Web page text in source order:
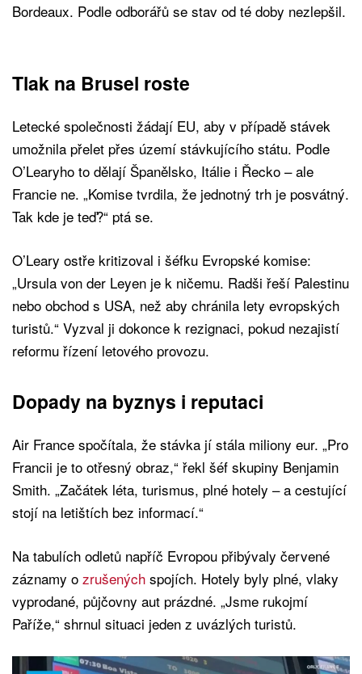
Bordeaux. Podle odborářů se stav od té doby nezlepšil.
Tlak na Brusel roste
Letecké společnosti žádají EU, aby v případě stávek
umožnila přelet přes území stávkujícího státu. Podle
O’Learyho to dělají Španělsko, Itálie i Řecko – ale
Francie ne. „Komise tvrdila, že jednotný trh je posvátný.
Tak kde je teď?“ ptá se.
O’Leary ostře kritizoval i šéfku Evropské komise:
„Ursula von der Leyen je k ničemu. Radši řeší Palestinu
nebo obchod s USA, než aby chránila lety evropských
turistů.“ Vyzval ji dokonce k rezignaci, pokud nezajistí
reformu řízení letového provozu.
Dopady na byznys i reputaci
Air France spočítala, že stávka jí stála miliony eur. „Pro
Francii je to otřesný obraz,“ řekl šéf skupiny Benjamin
Smith. „Začátek léta, turismus, plné hotely – a cestující
stojí na letištích bez informací.“
Na tabulích odletů napříč Evropou přibývaly červené
záznamy o zrušených spojích. Hotely byly plné, vlaky
vyprodané, půjčovny aut prázdné. „Jsme rukojmí
Paříže,“ shrnul situaci jeden z uvázlých turistů.